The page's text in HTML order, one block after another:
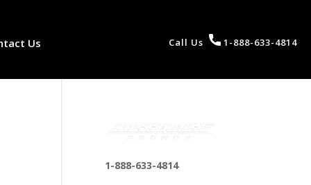
Us Call Us 1-888-633-4814
1-888-633-4814